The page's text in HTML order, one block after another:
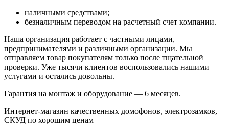
наличными средствами;
безналичным переводом на расчетный счет компании.
Наша организация работает с частными лицами,
предпринимателями и различными организации. Мы
отправляем товар покупателям только после тщательной
проверки. Уже тысячи клиентов воспользовались нашими
услугами и остались довольны.
Гарантия на монтаж и оборудование — 6 месяцев.
Интернет-магазин качественных домофонов, электрозамков,
СКУД по хорошим ценам